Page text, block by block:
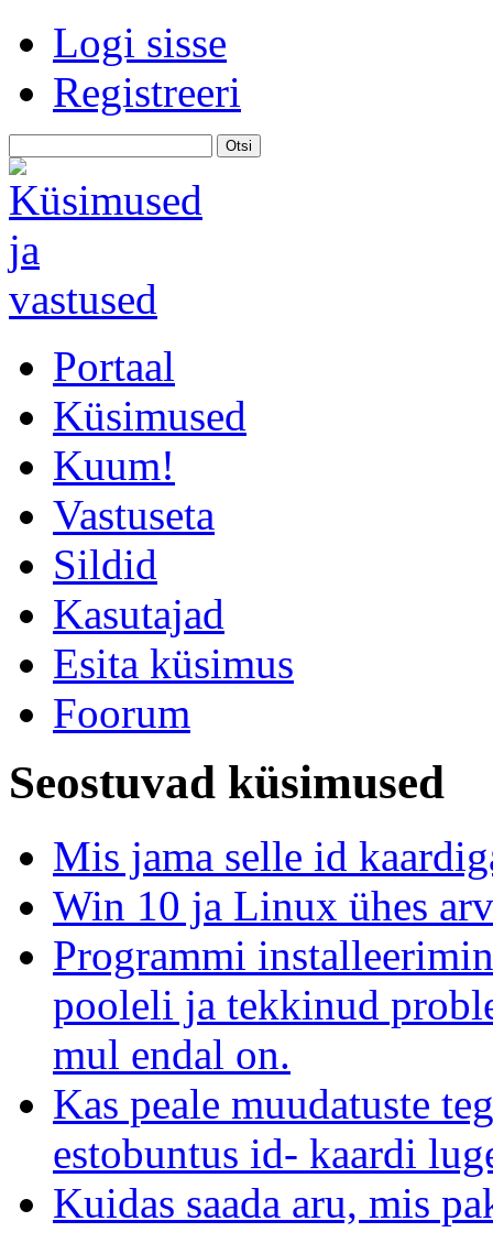
Logi sisse
Registreeri
Portaal
Küsimused
Kuum!
Vastuseta
Sildid
Kasutajad
Esita küsimus
Foorum
Seostuvad küsimused
Mis jama selle id
Win 10 ja Linux ühes
Programmi
pooleli ja tekkinud
mul endal on.
Kas peale muudatuste
estobuntus id- kaardi
Kuidas saada aru, mis